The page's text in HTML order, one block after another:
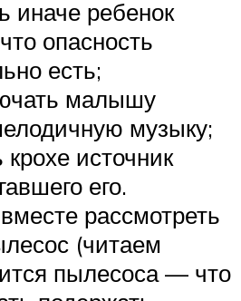
иначе ребенок
опасность
есть;
малышу
музыку;
источник
его.
рассмотреть
(читаем
пылесоса — что